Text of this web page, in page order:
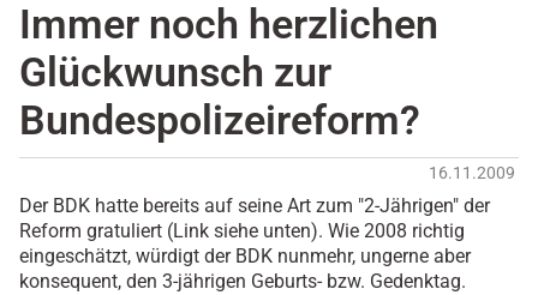
Immer noch herzlichen
Glückwunsch zur
Bundespolizeireform?
16.11.2009
Der BDK hatte bereits auf seine Art zum "2-Jährigen" der
Reform gratuliert (Link siehe unten). Wie 2008 richtig
eingeschätzt, würdigt der BDK nunmehr, ungerne aber
konsequent, den 3-jährigen Geburts- bzw. Gedenktag.